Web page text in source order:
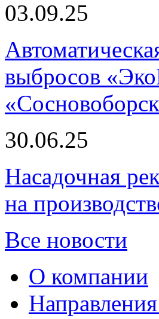
03.09.25
выбросов
30.06.25
Насадочная
на
Все новости
О компании